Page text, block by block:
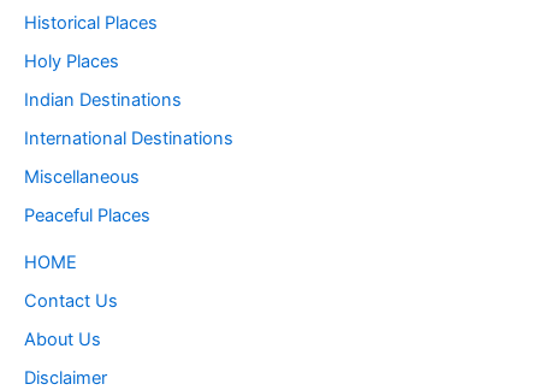
Historical Places
Holy Places
Indian Destinations
International Destinations
Miscellaneous
Peaceful Places
HOME
Contact Us
About Us
Disclaimer